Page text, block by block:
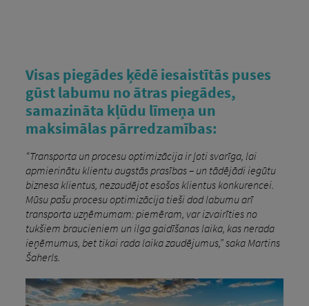
Visas piegādes ķēdē iesaistītās puses
gūst labumu no ātras piegādes,
samazināta kļūdu līmeņa un
maksimālas pārredzamības:
“Transporta un procesu optimizācija ir ļoti svarīga, lai
apmierinātu klientu augstās prasības – un tādējādi iegūtu
biznesa klientus, nezaudējot esošos klientus konkurencei.
Mūsu pašu procesu optimizācija tieši dod labumu arī
transporta uzņēmumam: piemēram, var izvairīties no
tukšiem braucieniem un ilga gaidīšanas laika, kas nerada
ieņēmumus, bet tikai rada laika zaudējumus,” saka Martins
Šaherls.